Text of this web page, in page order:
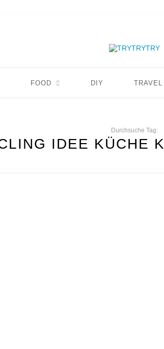
FOOD DIY TRAVEL
Durchsuche Tag:
IDEE KÜCHE